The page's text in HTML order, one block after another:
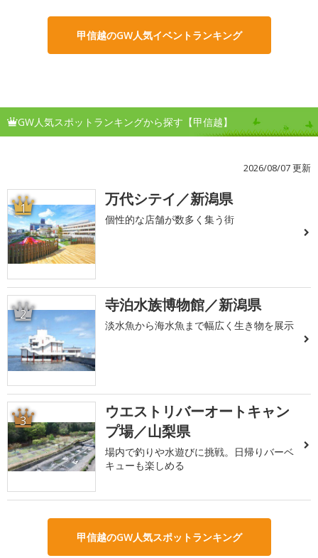
甲信越のGW人気イベントランキング
GW人気スポットランキングから探す【甲信越】
2026/08/07 更新
1 万代シテイ／新潟県
個性的な店舗が数多く集う街
2 寺泊水族博物館／新潟県
淡水魚から海水魚まで幅広く生き物を展示
3
ウエストリバーオートキャン
プ場／山梨県
場内で釣りや水遊びに挑戦。日帰りバーベ
キューも楽しめる
甲信越のGW人気スポットランキング